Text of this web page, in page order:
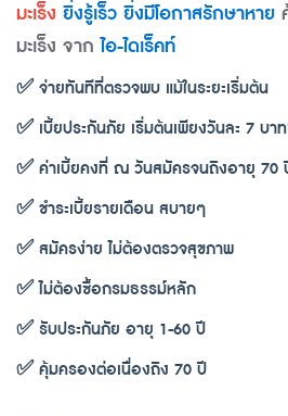
มะเร็ง ยิ่งรู้เร็ว ยิ่งมีโอกาสรักษาหาย
มะเร็ง จากไอ-ไดเร็คท์
✅ จ่ายทันทีที่ตรวจพบ แม้ในระยะเริ่มต้น
✅ เบี้ยประกันภัย เริ่มต้นเพียงวันละ 7 บา
✅ ค่าเบี้ยคงที่ ณ วันสมัครจนถึงอายุ 70
✅ ชำระเบี้ยรายเดือน สบายๆ
✅ สมัครง่าย ไม่ต้องตรวจสุขภาพ
✅ ไม่ต้องซื้อกรมธรรม์หลัก
✅ รับประกันภัย อายุ 1-60 ปี
✅ คุ้มครองต่อเนื่องถึง 70 ปี